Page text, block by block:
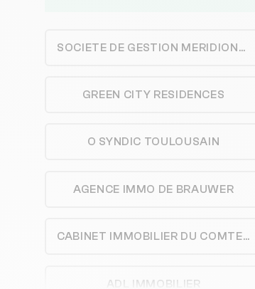
SOCIETE DE GESTION MERIDIONALE
GREEN CITY RESIDENCES
O SYNDIC TOULOUSAIN
AGENCE IMMO DE BRAUWER
CABINET IMMOBILIER DU COMTE TOLOSAN
ADL IMMOBILIER